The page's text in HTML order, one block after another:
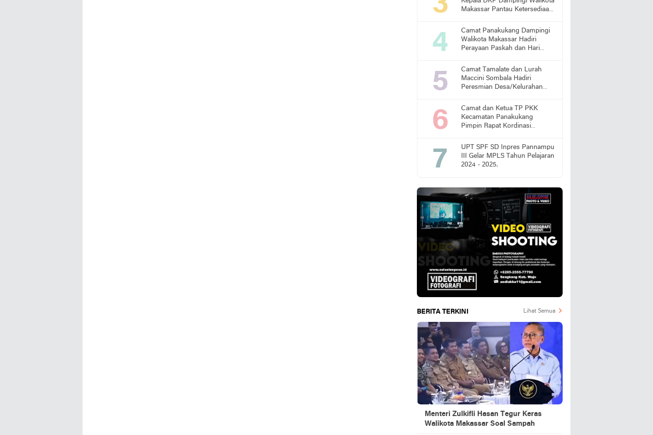
Makassar Pantau Ketersediaan
Camat Panakukang Dampingi
Walikota Makassar Hadiri
Perayaan Paskah dan Hari
Camat Tamalate dan Lurah
Maccini Sombala Hadiri
Peresmian Desa/Kelurahan
Camat dan Ketua TP PKK
Kecamatan Panakukang
Pimpin Rapat Kordinasi
Stunting
UPT SPF SD Inpres Pannampu
III Gelar MPLS Tahun Pelajaran
2024 - 2025.
BERITA TERKINI Lihat Semua
Menteri Zulkifli Hasan Tegur Keras
Walikota Makassar Soal Sampah